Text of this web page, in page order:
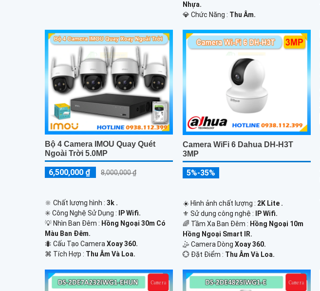
Nhựa.
️💎 Chức Năng : Thu Âm.
Bộ 4 Camera IMOU Quay Quét
Ngoài Trời 5.0MP
6,500,000 ₫ 8,000,000 ₫
🔆 Chất lượng hình : 3k .
✳️ Công Nghệ Sử Dụng :
IP Wifi.
💡 Nhìn Ban Đêm : Hồng Ngoại 30m Có
Màu Ban Ðêm.
🐜 Cấu Tạo CameraXoay 360.
️⌘ Tích Hợp : Thu Âm Và Loa.
Camera WiFi 6 Dahua DH-H3T
3MP
5%-35%
☀️ Hình ảnh chất lượng : 2K Lite .
⚜️ Sử dụng công nghệ : IP Wifi.
🌈 Tầm Xa Ban Đêm : Hồng Ngoại 10m
Hồng Ngoại Smart IR.
🤹 Camera DòngXoay 360.
️💮 Đặt Điểm : Thu Âm Và Loa.